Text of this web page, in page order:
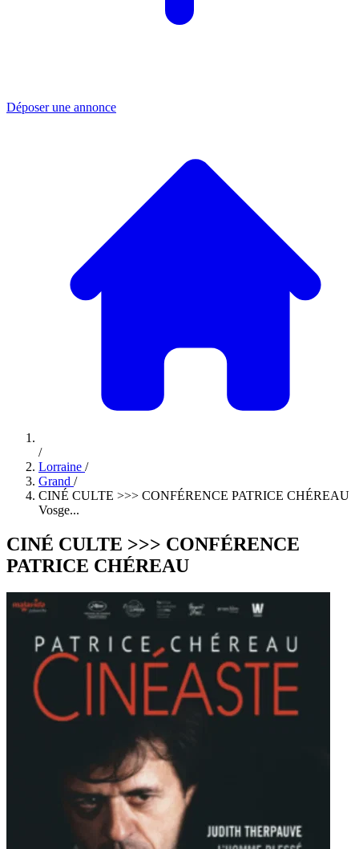
Déposer une annonce
/
Lorraine /
Grand /
CINÉ CULTE >>> CONFÉRENCE PATRICE CHÉREAU
Vosge...
CINÉ CULTE >>> CONFÉRENCE
PATRICE CHÉREAU